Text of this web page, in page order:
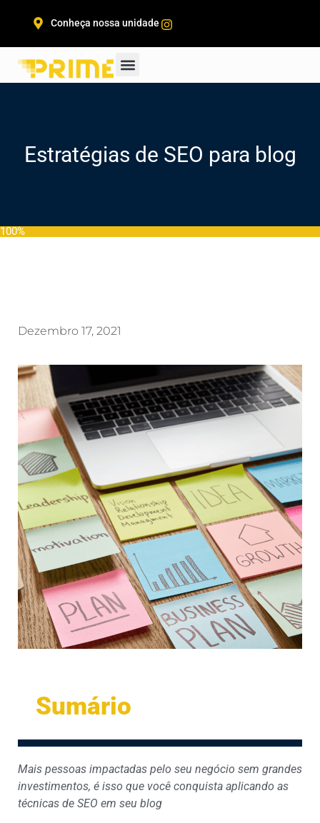
Conheça nossa unidade
Estratégias de SEO para blog
100%
Dezembro 17, 2021
Sumário
Mais pessoas impactadas pelo seu negócio sem grandes
investimentos, é isso que você conquista aplicando as
técnicas de SEO em seu blog